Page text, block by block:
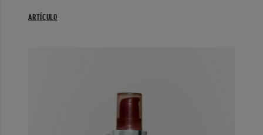
ARTÍCULO